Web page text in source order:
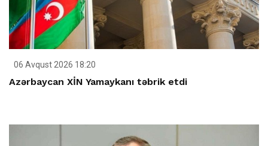
06 Avqust 2026 18:20
Azərbaycan XİN Yamaykanı təbrik etdi